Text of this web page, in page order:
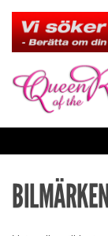
content